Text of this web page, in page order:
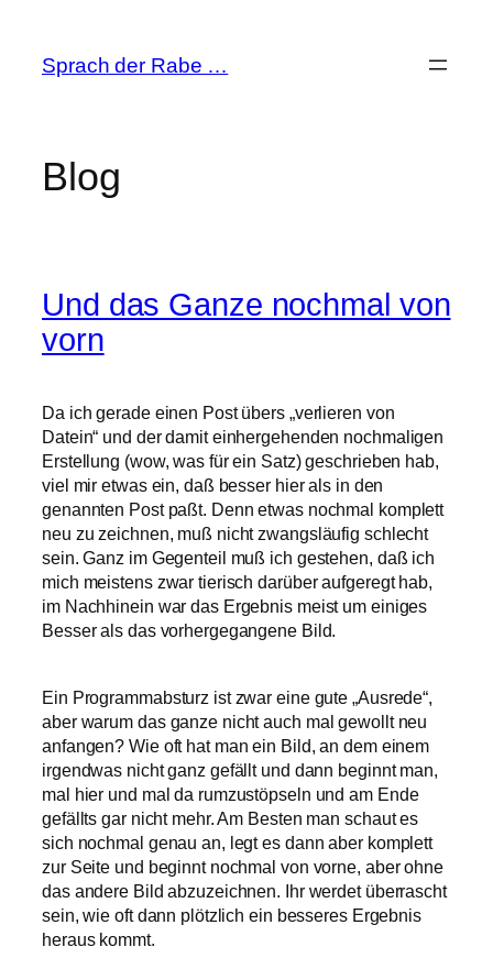
springen
Sprach der Rabe …
Blog
Und das Ganze nochmal von
vorn
Da ich gerade einen Post übers „verlieren von
Datein“ und der damit einhergehenden nochmaligen
Erstellung (wow, was für ein Satz) geschrieben hab,
viel mir etwas ein, daß besser hier als in den
genannten Post paßt. Denn etwas nochmal komplett
neu zu zeichnen, muß nicht zwangsläufig schlecht
sein. Ganz im Gegenteil muß ich gestehen, daß ich
mich meistens zwar tierisch darüber aufgeregt hab,
im Nachhinein war das Ergebnis meist um einiges
Besser als das vorhergegangene Bild.
Ein Programmabsturz ist zwar eine gute „Ausrede“,
aber warum das ganze nicht auch mal gewollt neu
anfangen? Wie oft hat man ein Bild, an dem einem
irgendwas nicht ganz gefällt und dann beginnt man,
mal hier und mal da rumzustöpseln und am Ende
gefällts gar nicht mehr. Am Besten man schaut es
sich nochmal genau an, legt es dann aber komplett
zur Seite und beginnt nochmal von vorne, aber ohne
das andere Bild abzuzeichnen. Ihr werdet überrascht
sein, wie oft dann plötzlich ein besseres Ergebnis
heraus kommt.